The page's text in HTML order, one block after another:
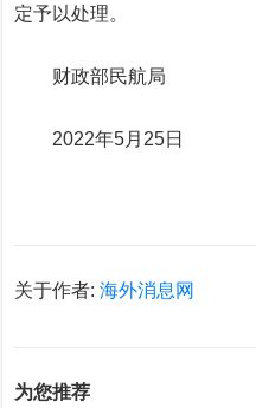
定予以处理。
财政部民航局
2022年5月25日
关于作者:海外消息网
为您推荐